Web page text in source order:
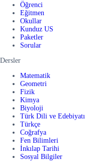
Öğrenci
Eğitmen
Okullar
Kunduz US
Paketler
Sorular
Dersler
Matematik
Geometri
Fizik
Kimya
Biyoloji
Türk Dili ve Edebiyatı
Türkçe
Coğrafya
Fen Bilimleri
İnkılap Tarihi
Sosyal Bilgiler